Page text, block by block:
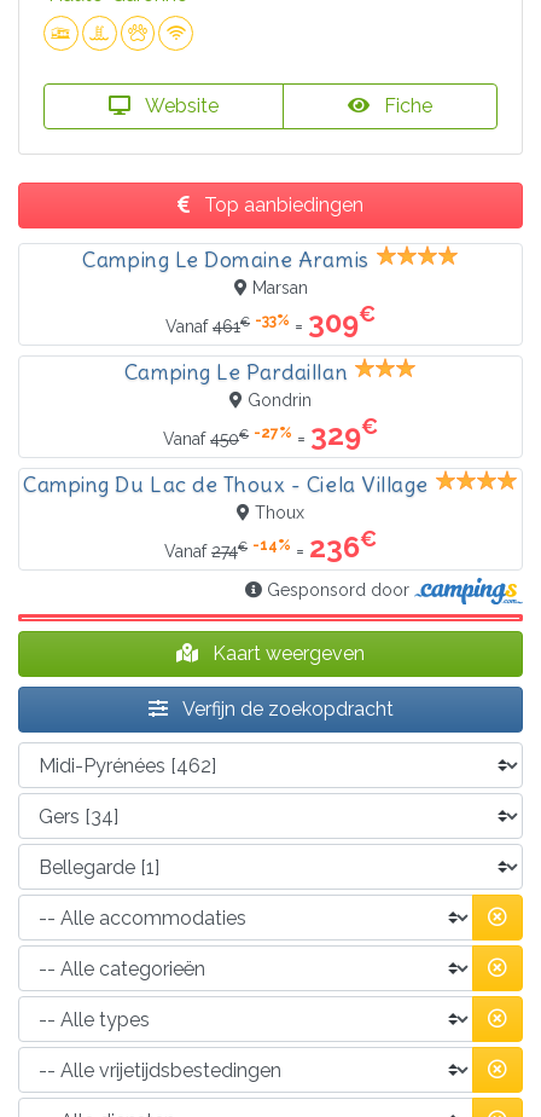
Website Fiche
Top aanbiedingen
Camping Le Domaine Aramis
Marsan
Vanaf461€ -33% = 309€
Camping Le Pardaillan
Gondrin
Vanaf450€ -27% = 329€
Camping Du Lac de Thoux - Ciela Village
Thoux
Vanaf274€ -14% = 236€
Gesponsord door
Kaart weergeven
Verfijn de zoekopdracht